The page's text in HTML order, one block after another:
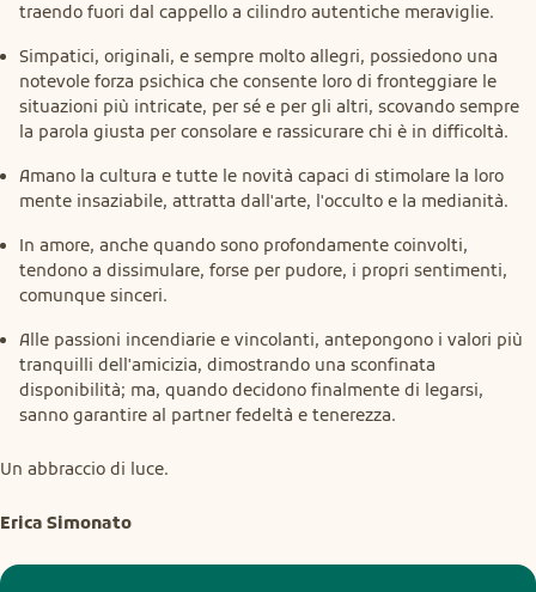
traendo fuori dal cappello a cilindro autentiche meraviglie.
Simpatici, originali, e sempre molto allegri, possiedono una
notevole forza psichica che consente loro di fronteggiare le
situazioni più intricate, per sé e per gli altri, scovando sempre
la parola giusta per consolare e rassicurare chi è in difficoltà.
Amano la cultura e tutte le novità capaci di stimolare la loro
mente insaziabile, attratta dall'arte, l'occulto e la medianità.
In amore, anche quando sono profondamente coinvolti,
tendono a dissimulare, forse per pudore, i propri sentimenti,
comunque sinceri.
Alle passioni incendiarie e vincolanti, antepongono i valori più
tranquilli dell'amicizia, dimostrando una sconfinata
disponibilità; ma, quando decidono finalmente di legarsi,
sanno garantire al partner fedeltà e tenerezza.
Un abbraccio di luce.
Erica Simonato